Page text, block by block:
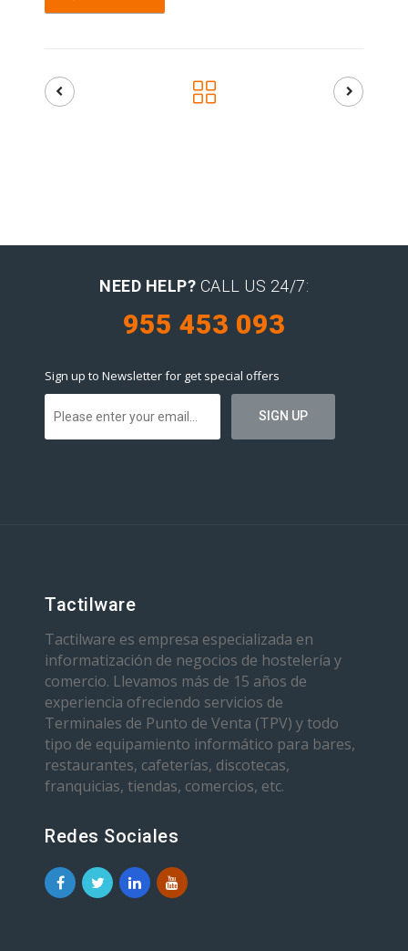
NEED HELP? CALL US 24/7:
955 453 093
Sign up to Newsletter for get special offers
Tactilware
Tactilware es empresa especializada en
informatización de negocios de hostelería y
comercio. Llevamos más de 15 años de
experiencia ofreciendo servicios de
Terminales de Punto de Venta (TPV) y todo
tipo de equipamiento informático para bares,
restaurantes, cafeterías, discotecas,
franquicias, tiendas, comercios, etc.
Redes Sociales